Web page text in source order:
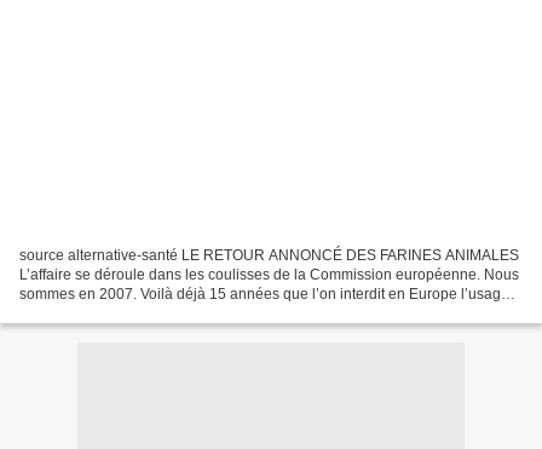
source alternative-santé LE RETOUR ANNONCÉ DES FARINES ANIMALES
L’affaire se déroule dans les coulisses de la Commission européenne. Nous
sommes en 2007. Voilà déjà 15 années que l’on interdit en Europe l’usage